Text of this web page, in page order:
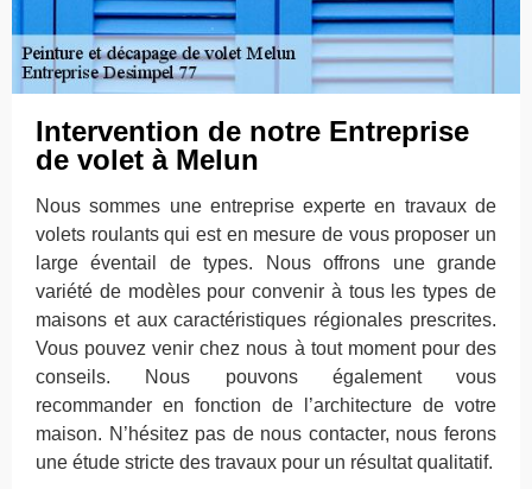
Intervention de notre Entreprise
de volet à Melun
Nous sommes une entreprise experte en travaux de
volets roulants qui est en mesure de vous proposer un
large éventail de types. Nous offrons une grande
variété de modèles pour convenir à tous les types de
maisons et aux caractéristiques régionales prescrites.
Vous pouvez venir chez nous à tout moment pour des
conseils. Nous pouvons également vous
recommander en fonction de l’architecture de votre
maison. N’hésitez pas de nous contacter, nous ferons
une étude stricte des travaux pour un résultat qualitatif.